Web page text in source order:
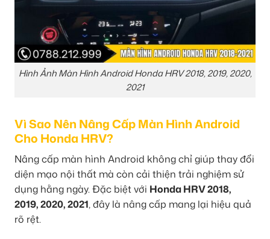
Hình Ảnh Màn Hình Android Honda HRV 2018, 2019, 2020,
2021
Vì Sao Nên Nâng Cấp Màn Hình Android
Cho Honda HRV?
Nâng cấp màn hình Android không chỉ giúp thay đổi
diện mạo nội thất mà còn cải thiện trải nghiệm sử
dụng hằng ngày. Đặc biệt với Honda HRV 2018,
2019, 2020, 2021, đây là nâng cấp mang lại hiệu quả
rõ rệt.